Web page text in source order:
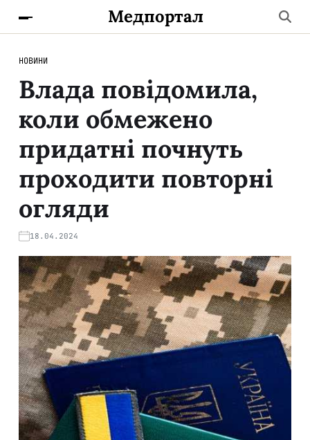
Медпортал
НОВИНИ
Влада повідомила,
коли обмежено
придатні почнуть
проходити повторні
огляди
18.04.2024